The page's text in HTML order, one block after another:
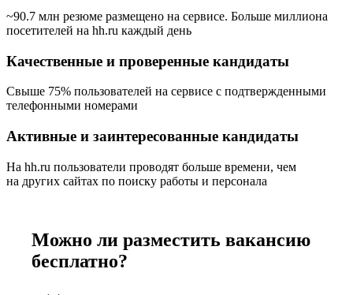
~90.7 млн резюме размещено на сервисе. Больше миллиона
посетителей на hh.ru каждый день
Качественные и проверенные кандидаты
Свыше 75% пользователей на сервисе с подтвержденными
телефонными номерами
Активные и заинтересованные кандидаты
На hh.ru пользователи проводят больше времени, чем
на других сайтах по поиску работы и персонала
Можно ли разместить вакансию
бесплатно?